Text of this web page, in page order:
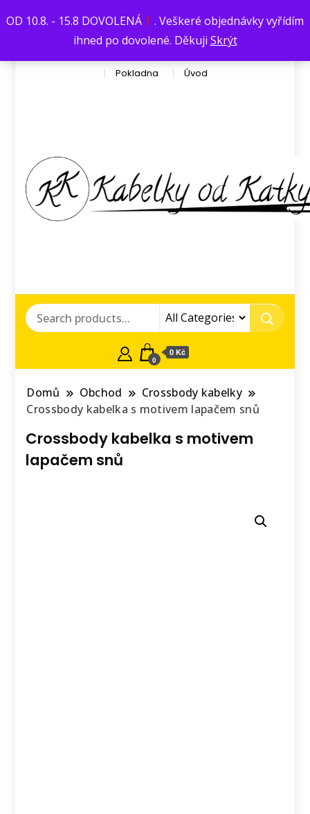
OD 10.8. - 15.8 DOVOLENÁ
. Veškeré objednávky vyřídím
ihned po dovolené. Děkuji Skrýt
Obchod
Pokladna
Úvod
0
0 Kč
Domů Obchod
Crossbody kabelky
Crossbody kabelka s motivem lapačem snů
Crossbody kabelka s motivem
lapačem snů